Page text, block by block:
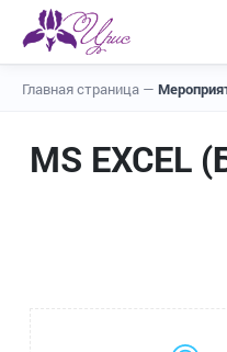
Главная страница —
MS EXCEL